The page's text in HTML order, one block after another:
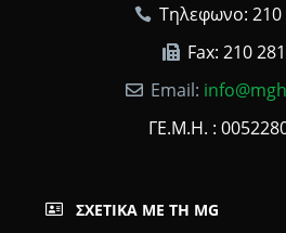
Τηλεφωνο: 210
Fax: 210
Email:
ΓΕ.Μ.Η. :
ΣΧΕΤΙΚΆ ΜΕ ΤΗ MG